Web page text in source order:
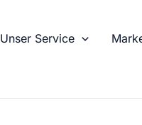
Unser Service